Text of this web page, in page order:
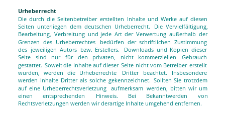
Urheberrecht
Die durch die Seitenbetreiber erstellten Inhalte und Werke auf diesen
Seiten unterliegen dem deutschen Urheberrecht. Die Vervielfältigung,
Bearbeitung, Verbreitung und jede Art der Verwertung außerhalb der
Grenzen des Urheberrechtes bedürfen der schriftlichen Zustimmung
des jeweiligen Autors bzw. Erstellers. Downloads und Kopien dieser
Seite
sind nur für den privaten, nicht kommerziellen
Gebrauch
gestattet. Soweitdie Inhalte auf dieser Seite nicht vom Betreiber erstellt
wurden,
werden die Urheberrechte Dritter beachtet.
Insbesondere
werden Inhalte Dritter als solche gekennzeichnet. Sollten Sie trotzdem
auf eine Urheberrechtsverletzung aufmerksam werden, bitten wir um
einen
entsprechenden Hinweis. Bei Bekanntwerden
von
Rechtsverletzungen werden wir derartige Inhalte umgehend entfernen.